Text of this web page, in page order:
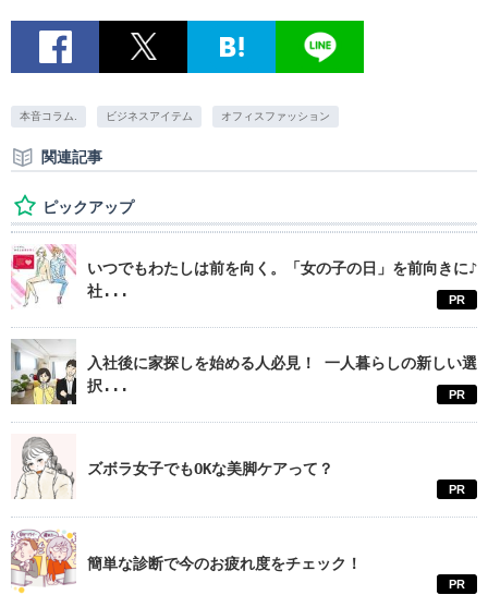
本音コラム. ビジネスアイテム オフィスファッション
関連記事
ピックアップ
いつでもわたしは前を向く。「女の子の日」を前向きに♪
社...
PR
入社後に家探しを始める人必見！ 一人暮らしの新しい選
択...
PR
ズボラ女子でもOKな美脚ケアって？
PR
簡単な診断で今のお疲れ度をチェック！
PR